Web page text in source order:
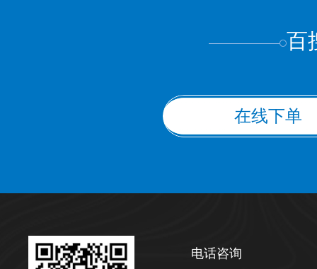
百
在线下单
电话咨询